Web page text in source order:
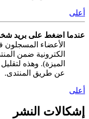
أعلى
عندما اضغط على بريد
الأعضاء
الكترونية ضمن
الميزة). وهذه
عن طريق المنتدى.
أعلى
إشكالات النشر